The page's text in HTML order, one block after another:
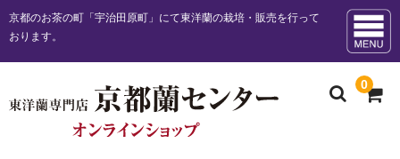
京都のお茶の町「宇治田原町」にて東洋蘭の栽培・販売を行って
おります。
0